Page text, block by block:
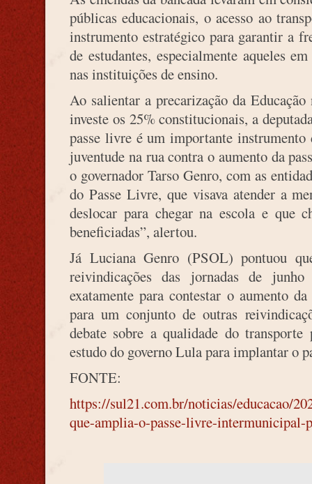
públicas educacionais, o acesso ao
instrumento estratégico para garantir a
de estudantes, especialmente aqueles
nas instituições de ensino.
Ao salientar a precarização da
investe os 25% constitucionais, a
passe livre é um importante instrumento
juventude na rua contra o aumento da
o governador Tarso Genro, com as
do Passe Livre, que visava atender a
deslocar para chegar na escola e que
beneficiadas”, alertou.
Já Luciana Genro (PSOL) pontuou
reivindicações das jornadas de
exatamente para contestar o aumento
para um conjunto de outras
debate sobre a qualidade do
estudo do governo Lula para implantar o
FONTE:
https://sul21.com.br/noticias/educacao/
que-amplia-o-passe-livre-intermunicipal-